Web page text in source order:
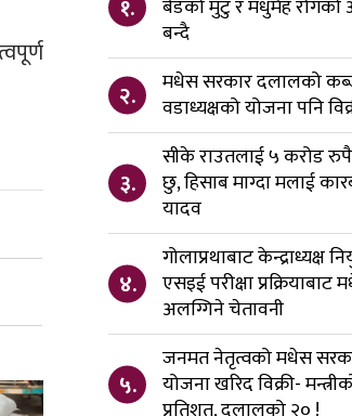
१.
बेडको मुटु र मधुमेह रोगको
बन्दै
२.
मधेस सरकार दलालको
वडाध्यक्षको योजना पनि
३.
सीके राउतलाई ५ करोड
छु, हिसाब माग्दा मलाई
यादव
४.
गोलाप्रथाबाट केन्द्राध्यक्ष
एसइई परीक्षा
अलग्गिने चेतावनी
५.
जनमत नेतृत्वको मधेस
योजना खरिद विक्री-